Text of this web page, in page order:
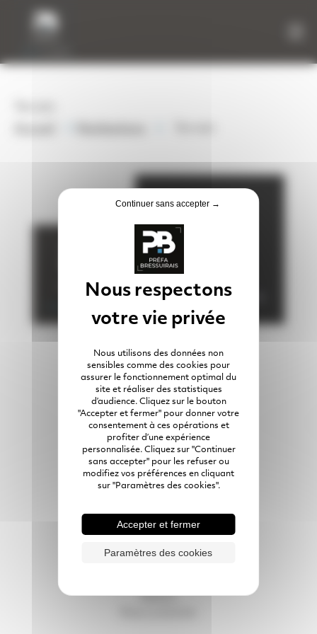
Membres du groupe
SAS PRÉFA BRESSUIRAIS
05 49 65 86 49
7 All. de la Maltière
79300 Bressuire
Préfabrication béton
Réalisations en lumière
Ateliers
Panneau de gestion des cookies
Nous utilisons des données non
sensibles comme des cookies pour
assurer le fonctionnement optimal du
site et réaliser des statistiques
d’audience. Cliquez sur le bouton
"Accepter et fermer" pour donner votre
consentement à ces opérations et
profiter d’une expérience
personnalisée. Cliquez sur "Continuer
sans accepter" pour les refuser ou
modifiez vos préférences en cliquant
sur "Paramètres des cookies".
Accepter et fermer
Continuer sans accepter →
Paramètres des cookies